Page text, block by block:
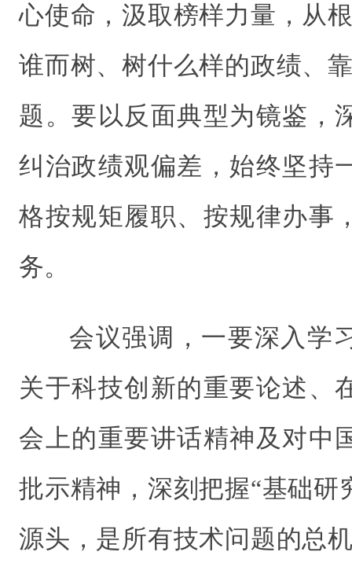
心使命，汲取榜样力量，从
谁而树、树什么样的政绩、
题。要以反面典型为镜鉴，
纠治政绩观偏差，始终坚持
格按规矩履职、按规律办事
务。
会议强调，一要深入学
关于科技创新的重要论述、
会上的重要讲话精神及对中
批示精神，深刻把握“基础研
源头，是所有技术问题的总